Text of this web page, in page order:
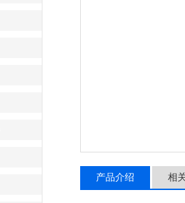
产品介绍 相